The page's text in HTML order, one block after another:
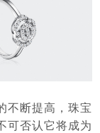
不断提高，珠宝
可否认它将成为